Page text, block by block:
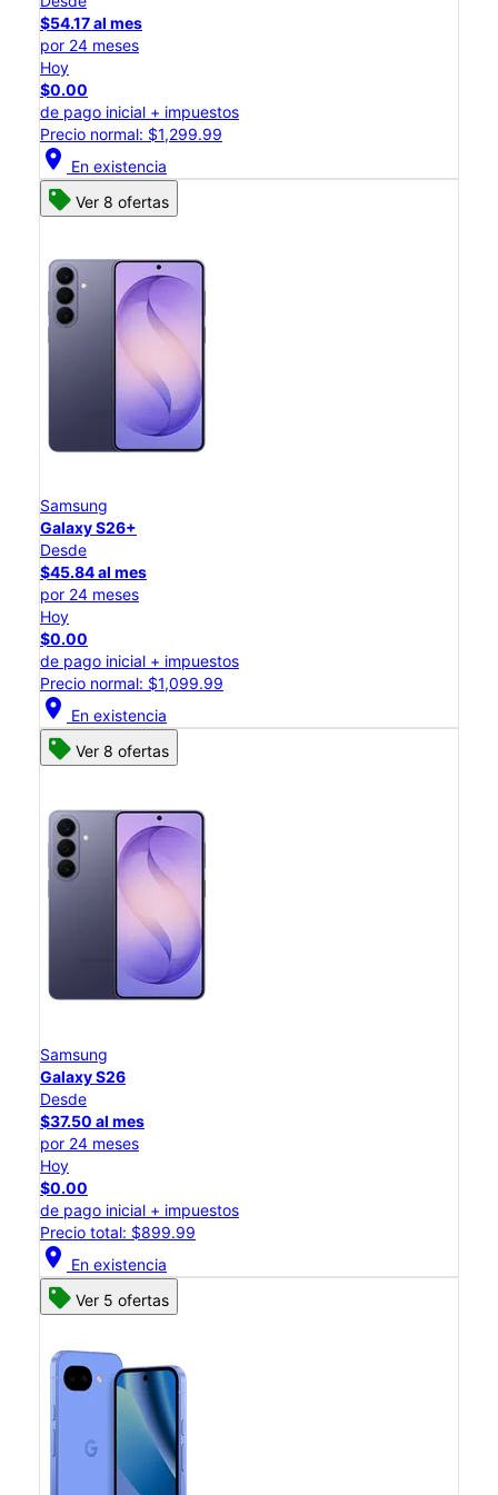
$54.17 al mes
por 24 meses
Hoy
$0.00
de pago inicial + impuestos
Precio normal: $1,299.99
location_on En existencia
Ver 8 ofertas
Samsung
Galaxy S26+
Desde
$45.84 al mes
por 24 meses
Hoy
$0.00
de pago inicial + impuestos
Precio normal: $1,099.99
location_on En existencia
Ver 8 ofertas
Samsung
Galaxy S26
Desde
$37.50 al mes
por 24 meses
Hoy
$0.00
de pago inicial + impuestos
Precio total: $899.99
location_on En existencia
Ver 5 ofertas